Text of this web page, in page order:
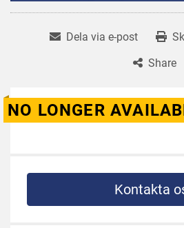
Dela via e-post
Share
NO LONGER
Kontakta